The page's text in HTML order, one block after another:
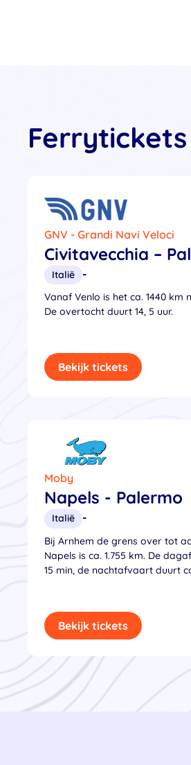
Ferrytickets
GNV - Grandi Navi Veloci
Civitavecchia –
Italië -
Vanaf Venlo is het ca. 1440 km
De overtocht duurt 14, 5 uur.
Bekijk tickets
Moby
Napels - Palermo
Italië -
Bij Arnhem de grens over tot
Napels is ca. 1.755 km. De
15 min, de nachtafvaart duurt
Bekijk tickets